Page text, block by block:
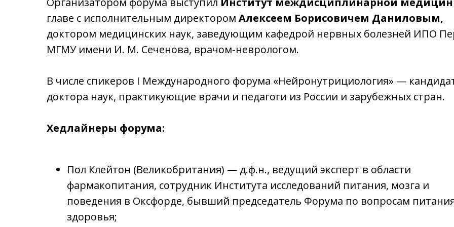
главе с исполнительным директором Алексеем Борисовичем Даниловым,
доктором медицинских наук, заведующим кафедрой нервных болезней ИПО
МГМУ имени И. М. Сеченова, врачом-неврологом.
В числе спикеров I Международного форума «Нейронутрициология» —
доктора наук, практикующие врачи и педагоги из России и зарубежных стран.
Хедлайнеры форума:
Пол Клейтон (Великобритания) — д.ф.н., ведущий эксперт в области
фармакопитания, сотрудник Института исследований питания, мозга и
поведения в Оксфорде, бывший председатель Форума по вопросам
здоровья;